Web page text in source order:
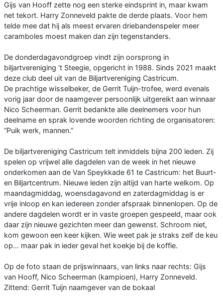
Gijs van Hooff zette nog een sterke eindsprint in, maar kwam
net tekort. Harry Zonneveld pakte de derde plaats. Voor hem
telde mee dat hij als meest ervaren driebandenspeler meer
caramboles moest maken dan zijn tegenstanders.
De donderdagavondgroep vindt zijn oorsprong in
biljartvereniging ‘t Steegie, opgericht in 1988. Sinds 2021 maakt
deze club deel uit van de Biljartvereniging Castricum.
De prachtige wisselbeker, de Gerrit Tuijn-trofee, werd evenals
vorig jaar door de naamgever persoonlijk uitgereikt aan winnaar
Nico Scheerman. Gerrit bedankte alle deelnemers voor hun
deelname en sprak lovende woorden richting de organisatoren:
“Puik werk, mannen.”
De biljartvereniging Castricum telt inmiddels bijna 200 leden. Zij
spelen op vrijwel alle dagdelen van de week in het nieuwe
onderkomen aan de Van Speykkade 61 te Castricum: het Buurt-
en Biljartcentrum. Nieuwe leden zijn altijd van harte welkom. Op
maandagmiddag, woensdagavond en zaterdagmiddag is er
vrije inloop en kan iedereen zonder afspraak binnenlopen. Op de
andere dagdelen wordt er in vaste groepen gespeeld, maar ook
daar zijn nieuwe gezichten meer dan gewenst. Schroom niet,
kom gewoon een keer kijken. Wie weet pak je straks zelf de keu
op… maar pak in ieder geval het koekje bij de koffie.
Op de foto staan de prijswinnaars, van links naar rechts: Gijs
van Hooff, Nico Scheerman (kampioen), Harry Zonneveld.
Zittend: Gerrit Tuijn naamgever van de bokaal